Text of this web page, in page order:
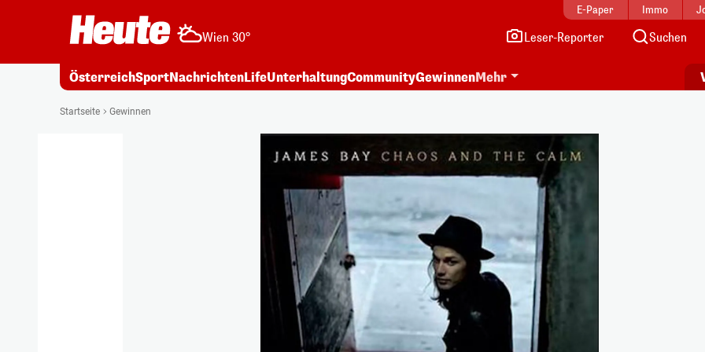
E-Paper Immo
Wien 30° Leser-Reporter Suchen
ÖsterreichSportNachrichtenLifeUnterhaltungCommunityGewinnenMehr
Startseite Gewinnen